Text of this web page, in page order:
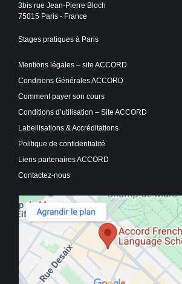
3bis rue Jean-Pierre Bloch
75015 Paris - France
Stages pratiques à Paris
Mentions légales – site ACCORD
Conditions Générales ACCORD
Comment payer son cours
Conditions d’utilisation – Site ACCORD
Labellisations & Accréditations
Politique de confidentialité
Liens partenaires ACCORD
Contactez-nous